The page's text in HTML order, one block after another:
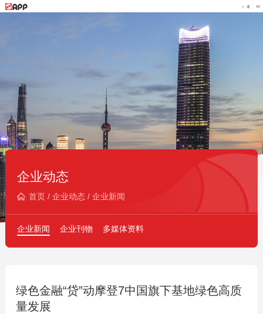
企业动态
首页/ 企业动态/ 企业新闻
企业新闻 企业刊物 多媒体资料
绿色金融“贷”动摩登7中国旗下基地绿色高质
量发展